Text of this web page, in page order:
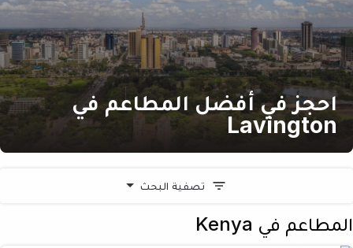
احجز في أفضل المطاعم في
Lavington
تصفية البحث
المطاعم في Kenya